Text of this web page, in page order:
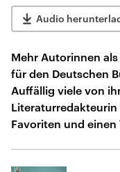
Audio
Mehr Autorinnen
für den Deutschen
Auffällig viele von
Literaturredakteurin
Favoriten und